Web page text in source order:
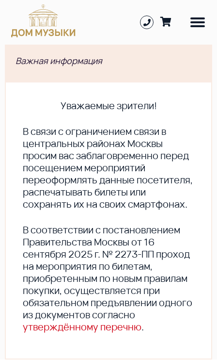
Важная информация
Уважаемые зрители!
В cвязи с ограничением связи в
центральных районах Москвы
просим вас заблаговременно перед
посещением мероприятий
переоформлять данные посетителя,
распечатывать билеты или
сохранять их на своих смартфонах.
В соответствии с постановлением
Правительства Москвы от 16
сентября 2025 г. № 2273-ПП проход
на мероприятия по билетам,
приобретенным по новым правилам
покупки, осуществляется при
обязательном предъявлении одного
из документов согласно
утверждённому перечню.